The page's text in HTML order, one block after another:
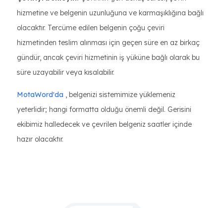
hizmetine ve belgenin uzunluğuna ve karmaşıklığına bağlı
olacaktır. Tercüme edilen belgenin çoğu çeviri
hizmetinden teslim alınması için geçen süre en az birkaç
gündür, ancak çeviri hizmetinin iş yüküne bağlı olarak bu
süre uzayabilir veya kısalabilir.
MotaWord'da , belgenizi sistemimize yüklemeniz
yeterlidir; hangi formatta olduğu önemli değil. Gerisini
ekibimiz halledecek ve çevrilen belgeniz saatler içinde
hazır olacaktır.